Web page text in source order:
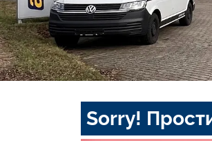
Sorry!